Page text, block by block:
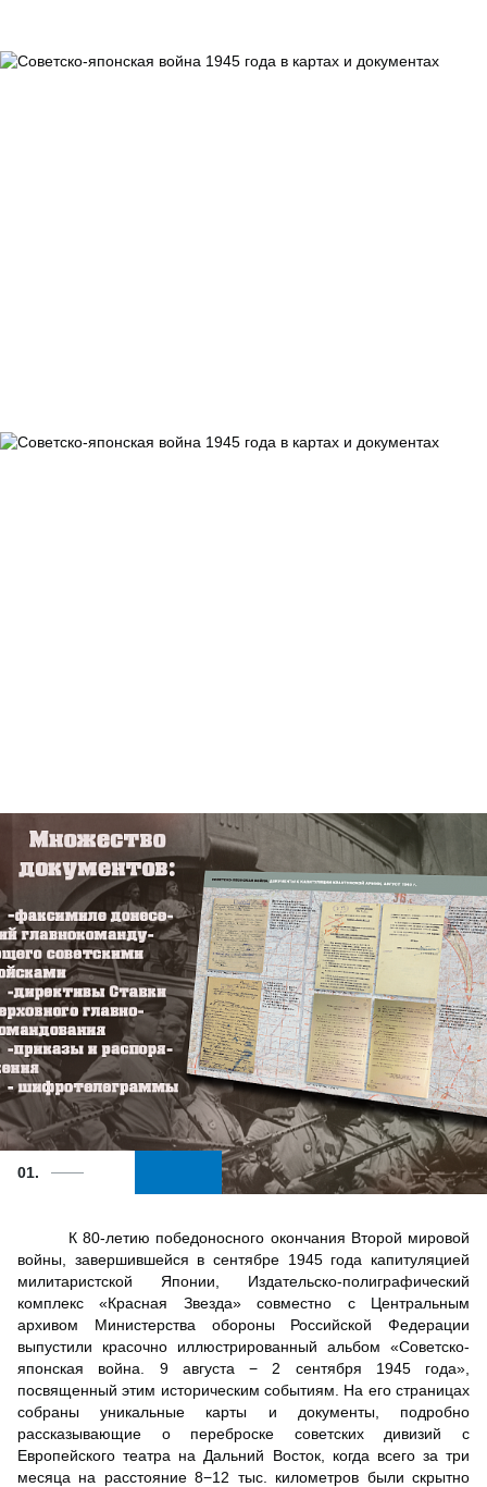
01.
К 80-летию победоносного окончания Второй мировой
войны, завершившейся в сентябре 1945 года капитуляцией
милитаристской Японии, Издательско-полиграфический
комплекс «Красная Звезда» совместно с Центральным
архивом Министерства обороны Российской Федерации
выпустили красочно иллюстрированный альбом «Советско-
японская война. 9 августа − 2 сентября 1945 года»,
посвященный этим историческим событиям. На его страницах
собраны уникальные карты и документы, подробно
рассказывающие о переброске советских дивизий с
Европейского театра на Дальний Восток, когда всего за три
месяца на расстояние 8−12 тыс. километров были скрытно